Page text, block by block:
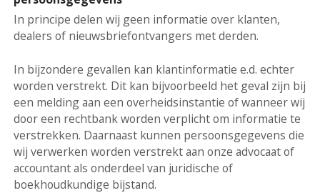
In principe delen wij geen informatie over klanten,
dealers of nieuwsbriefontvangers met derden.
In bijzondere gevallen kan klantinformatie e.d. echter
worden verstrekt. Dit kan bijvoorbeeld het geval zijn bij
een melding aan een overheidsinstantie of wanneer wij
door een rechtbank worden verplicht om informatie te
verstrekken. Daarnaast kunnen persoonsgegevens die
wij verwerken worden verstrekt aan onze advocaat of
accountant als onderdeel van juridische of
boekhoudkundige bijstand.